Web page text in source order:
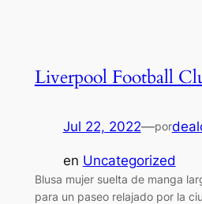
Liverpool Football
Jul 22, 2022—por
en Uncategorized
Blusa mujer suelta de manga
para un paseo relajado por la